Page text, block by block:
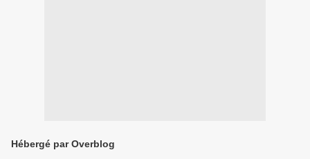
Hébergé par Overblog